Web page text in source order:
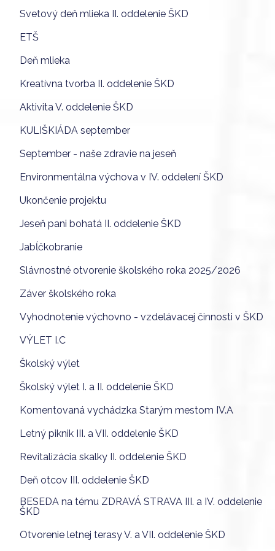
Svetový deň mlieka II. oddelenie ŠKD
ETŠ
Deň mlieka
Kreatívna tvorba II. oddelenie ŠKD
Aktivita V. oddelenie ŠKD
KULIŠKIÁDA september
September - naše zdravie na jeseň
Environmentálna výchova v IV. oddelení ŠKD
Ukončenie projektu
Jeseň pani bohatá II. oddelenie ŠKD
Jabĺčkobranie
Slávnostné otvorenie školského roka 2025/2026
Záver školského roka
Vyhodnotenie výchovno - vzdelávacej činnosti v ŠKD
VÝLET I.C
Školský výlet
Školský výlet I. a II. oddelenie ŠKD
Komentovaná vychádzka Starým mestom IV.A
Letný piknik III. a VII. oddelenie ŠKD
Revitalizácia skalky II. oddelenie ŠKD
Deň otcov III. oddelenie ŠKD
BESEDA na tému ZDRAVÁ STRAVA III. a IV. oddelenie
ŠKD
Otvorenie letnej terasy V. a VII. oddelenie ŠKD